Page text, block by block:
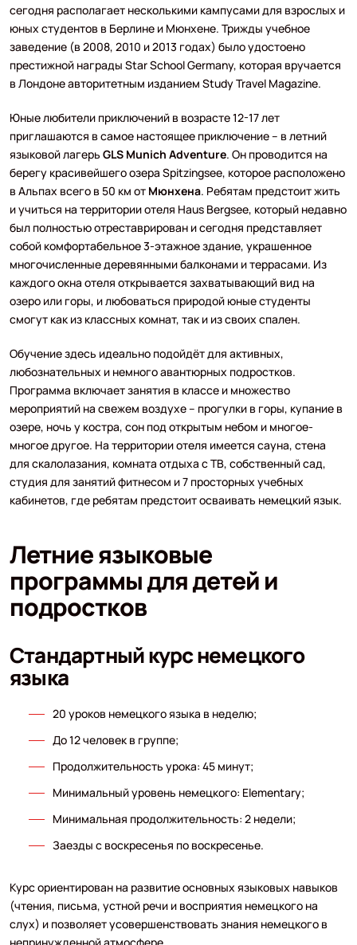
сегодня располагает несколькими кампусами для взрослых и
юных студентов в Берлине и Мюнхене. Трижды учебное
заведение (в 2008, 2010 и 2013 годах) было удостоено
престижной награды Star School Germany, которая вручается
в Лондоне авторитетным изданием Study Travel Magazine.
Юные любители приключений в возрасте 12-17 лет
приглашаются в самое настоящее приключение – в летний
языковой лагерь GLS Munich Adventure. Он проводится на
берегу красивейшего озера Spitzingsee, которое расположено
в Альпах всего в 50 км от Мюнхена. Ребятам предстоит жить
и учиться на территории отеля Haus Bergsee, который недавно
был полностью отреставрирован и сегодня представляет
собой комфортабельное 3-этажное здание, украшенное
многочисленные деревянными балконами и террасами. Из
каждого окна отеля открывается захватывающий вид на
озеро или горы, и любоваться природой юные студенты
смогут как из классных комнат, так и из своих спален.
Обучение здесь идеально подойдёт для активных,
любознательных и немного авантюрных подростков.
Программа включает занятия в классе и множество
мероприятий на свежем воздухе – прогулки в горы, купание в
озере, ночь у костра, сон под открытым небом и многое-
многое другое. На территории отеля имеется сауна, стена
для скалолазания, комната отдыха с ТВ, собственный сад,
студия для занятий фитнесом и 7 просторных учебных
кабинетов, где ребятам предстоит осваивать немецкий язык.
Летние языковые
программы для детей и
подростков
Стандартный курс немецкого
языка
20 уроков немецкого языка в неделю;
До 12 человек в группе;
Продолжительность урока: 45 минут;
Минимальный уровень немецкого: Elementary;
Минимальная продолжительность: 2 недели;
Заезды с воскресенья по воскресенье.
Курс ориентирован на развитие основных языковых навыков
(чтения, письма, устной речи и восприятия немецкого на
слух) и позволяет усовершенствовать знания немецкого в